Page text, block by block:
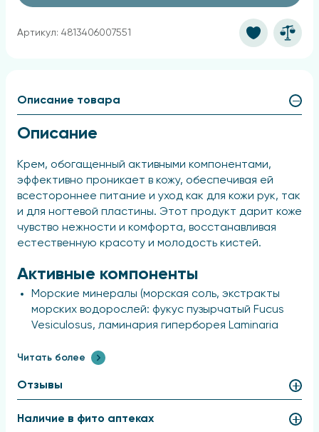
Артикул: 4813406007551
Описание товара
Описание
Крем, обогащенный активными компонентами,
эффективно проникает в кожу, обеспечивая ей
всестороннее питание и уход как для кожи рук, так
и для ногтевой пластины. Этот продукт дарит коже
чувство нежности и комфорта, восстанавливая
естественную красоту и молодость кистей.
Активные компоненты
Морские минералы (морская соль, экстракты
морских водорослей: фукус пузырчатый Fucus
Vesiculosus, ламинария гиперборея Laminaria
Digitata);
гидролизат икры, экстракт фукуса Fucus
масло ши и кокосовое масло, пантенол.
Читать более
Отзывы
Наличие в фито аптеках